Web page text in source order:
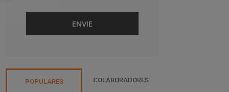
POPULARES COLABORADORES